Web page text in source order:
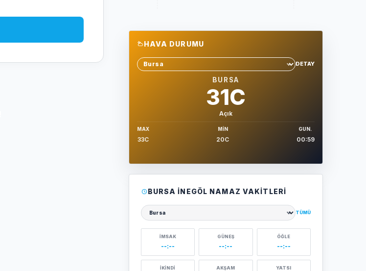
HAVA DURUMU
Sehir sec
DETAY
BURSA
31C
Açık
MAX
33C
MIN
20C
GUN.
00:59
BURSA İNEGÖL NAMAZ VAKITLERI
Şehir seçin
TÜMÜ
İMSAK
--:--
GÜNEŞ
--:--
ÖĞLE
--:--
İKINDI AKŞAM YATSI